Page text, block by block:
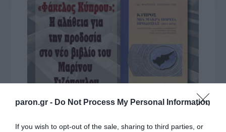
paron.gr - Do Not Process My Personal Information
If you wish to opt-out of the sale, sharing to third parties, or